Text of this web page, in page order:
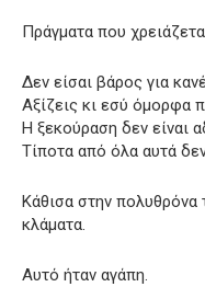
Πράγματα που
Δεν είσαι βάρος για
Αξίζεις κι εσύ όμορφα
Η ξεκούραση δεν είναι
Τίποτα από όλα αυτά
Κάθισα στην πολυθρόνα
κλάματα.
Αυτό ήταν αγάπη.